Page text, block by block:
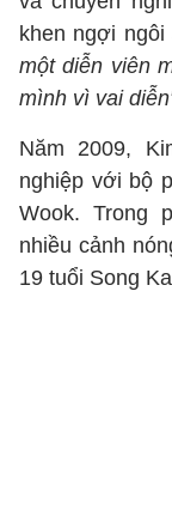
khen ngợi ngôi
một diễn viên
mình vì vai
Năm 2009,
nghiệp với bộ
Wook. Trong
nhiều cảnh
19 tuổi Song